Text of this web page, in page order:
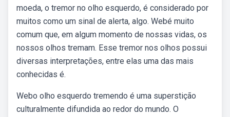
moeda, o tremor no olho esquerdo, é considerado por
muitos como um sinal de alerta, algo. Webé muito
comum que, em algum momento de nossas vidas, os
nossos olhos tremam. Esse tremor nos olhos possui
diversas interpretações, entre elas uma das mais
conhecidas é.
Webo olho esquerdo tremendo é uma superstição
culturalmente difundida ao redor do mundo. O